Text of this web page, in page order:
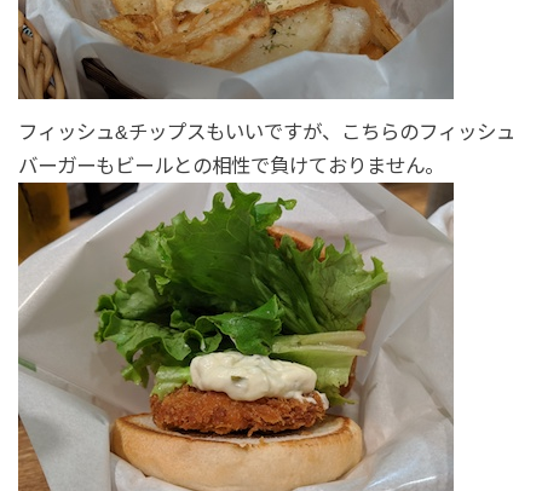
フィッシュ&チップスもいいですが、こちらのフィッシュ
バーガーもビールとの相性で負けておりません。